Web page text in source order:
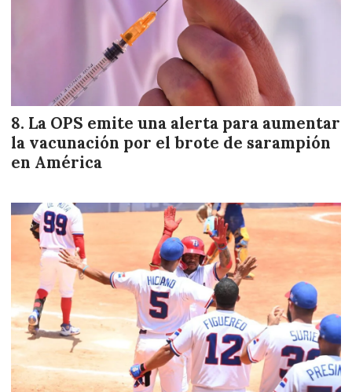
La OPS emite una alerta para aumentar
la vacunación por el brote de sarampión
en América